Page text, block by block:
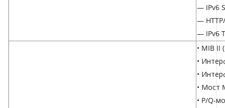
— IPv6
—
— IPv6
• MIB II
•
•
• Мост
• P/Q-